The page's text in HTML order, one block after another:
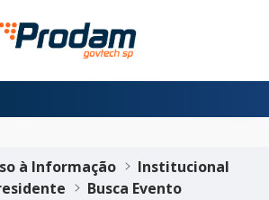
principal
à Informação
Institucional
Busca Evento